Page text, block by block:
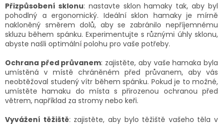
Přizpůsobení sklonu: nastavte sklon hamaky tak, aby byl
pohodlný a ergonomický. Ideální sklon hamaky je mírně
nakloněný směrem dolů, aby se zabránilo nepříjemnému
skluzu během spánku. Experimentujte s různými úhly sklonu,
abyste našli optimální polohu pro vaše potřeby.
Ochrana před průvanem: zajistěte, aby vaše hamaka byla
umístěná v místě chráněném před průvanem, aby vás
neobtěžoval studený vítr během spánku. Pokud je to možné,
umístěte hamaku do místa s přirozenou ochranou před
větrem, například za stromy nebo keři.
Vyvážení těžiště: zajistěte, aby bylo těžiště vašeho těla v